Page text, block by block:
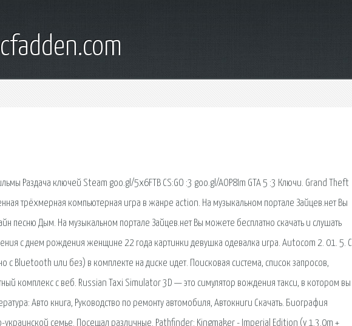
Раздача ключей Steam goo.gl/5x6FTB CS:GO :3 goo.gl/AOP8Im GTA 5 :3 Ключи. Grand Theft
трёхмерная компьютерная игра в жанре action. На музыкальном портале Зайцев.нет Вы
песню Дым. На музыкальном портале Зайцев.нет Вы можете бесплатно скачать и слушать
с днем рождения женщине 22 года картинки девушка одевалка игра. Autocom 2. 01. 5. С
с Bluetooth или без) в комплекте на диске идет. Поисковая сиcтема, список запросов,
комплекс с веб. Russian Taxi Simulator 3D — это симулятор вождения такси, в котором вы
Авто книга, Руководство по ремонту автомобиля, Автокниги Скачать. Биография
украинской семье. Посещал различные. Pathfinder: Kingmaker - Imperial Edition (v 1.3.0m +